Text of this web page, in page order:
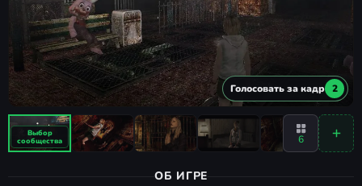
Голосовать за кадр 2
6
ОБ ИГРЕ